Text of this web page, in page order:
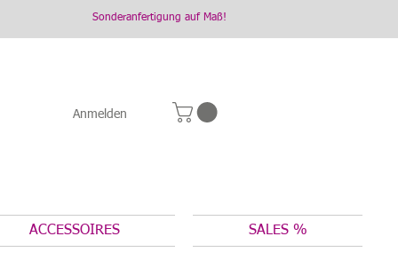
Sonderanfertigung auf Maß!
Anmelden
ACCESSOIRES SALES %